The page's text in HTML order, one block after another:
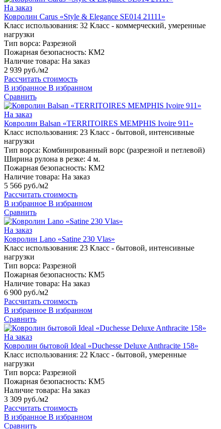
На заказ
Ковролин Carus «Style & Elegance SE014 21111»
Класс использования: 32 Класс - коммерческий, умеренные
нагрузки
Тип ворса: Разрезной
Пожарная безопасность: КМ2
Наличие товара: На заказ
2 939 руб./м2
Рассчитать стоимость
В избранное В избранном
Сравнить
На заказ
Ковролин Balsan «TERRITOIRES MEMPHIS Ivoire 911»
Класс использования: 23 Класс - бытовой, интенсивные
нагрузки
Тип ворса: Комбинированный ворс (разрезной и петлевой)
Ширина рулона в резке: 4 м.
Пожарная безопасность: КМ2
Наличие товара: На заказ
5 566 руб./м2
Рассчитать стоимость
В избранное В избранном
Сравнить
На заказ
Ковролин Lano «Satine 230 Vlas»
Класс использования: 23 Класс - бытовой, интенсивные
нагрузки
Тип ворса: Разрезной
Пожарная безопасность: КМ5
Наличие товара: На заказ
6 900 руб./м2
Рассчитать стоимость
В избранное В избранном
Сравнить
На заказ
Ковролин бытовой Ideal «Duchesse Deluxe Anthracite 158»
Класс использования: 22 Класс - бытовой, умеренные
нагрузки
Тип ворса: Разрезной
Пожарная безопасность: КМ5
Наличие товара: На заказ
3 309 руб./м2
Рассчитать стоимость
В избранное В избранном
Сравнить